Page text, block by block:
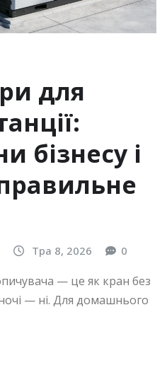
для
бізнесу і
Тра 8, 2026 0
— це як кран без
— ні. Для домашнього